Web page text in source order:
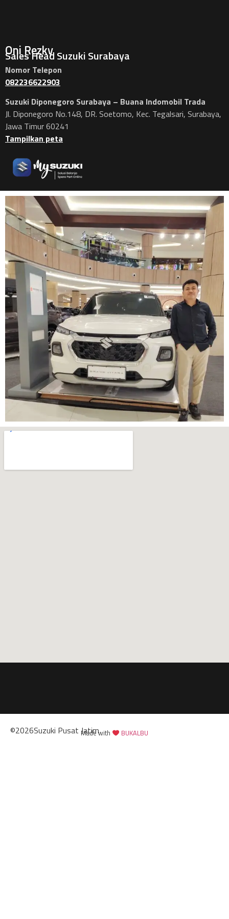
Oni Rezky
Sales Head Suzuki Surabaya
Nomor Telepon
082236622903
Suzuki Diponegoro Surabaya – Buana Indomobil Trada
Jl. Diponegoro No.148, DR. Soetomo, Kec. Tegalsari, Surabaya,
Jawa Timur 60241
Tampilkan peta
©2026Suzuki Pusat Jatim
Made with BUKALBU